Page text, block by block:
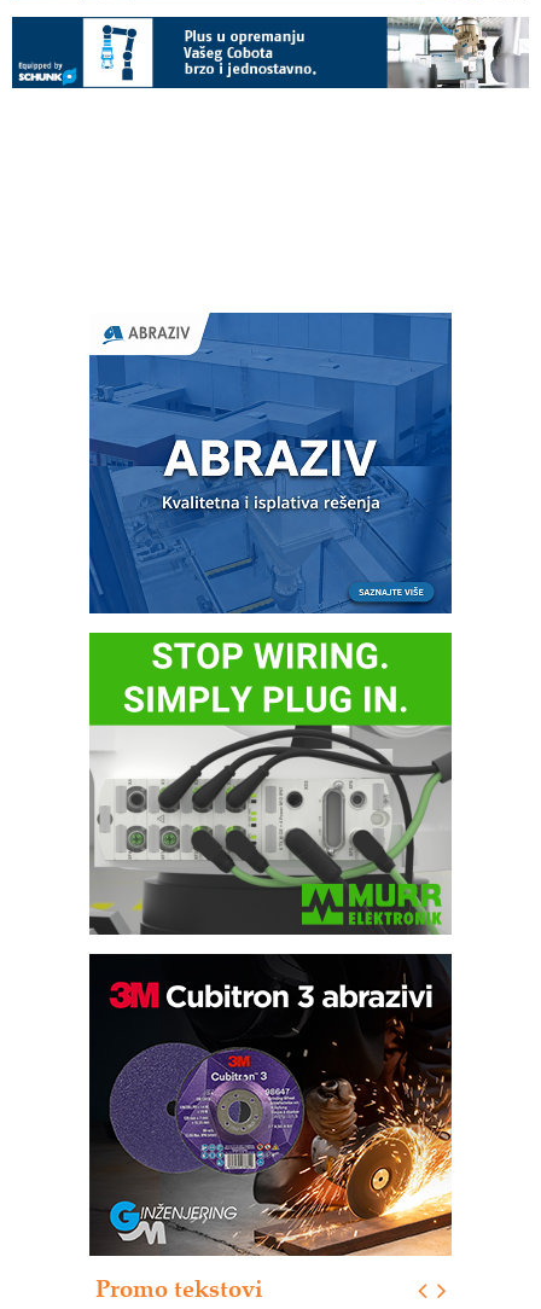
Promo tekstovi
Trajna oznaka kao dugoročna korist
Bezbednost na prvom mestu!
IB BLUMENAUER - više od 40 godina
poverenja u industriji
RMQ-TITAN ADVANCED INDICATOR
– Pametna signalizacija za efikasnije
upravljanje mašinama
Sigurnije ispitivanje transformatora u
solarnim elektranama i vetroparkovima